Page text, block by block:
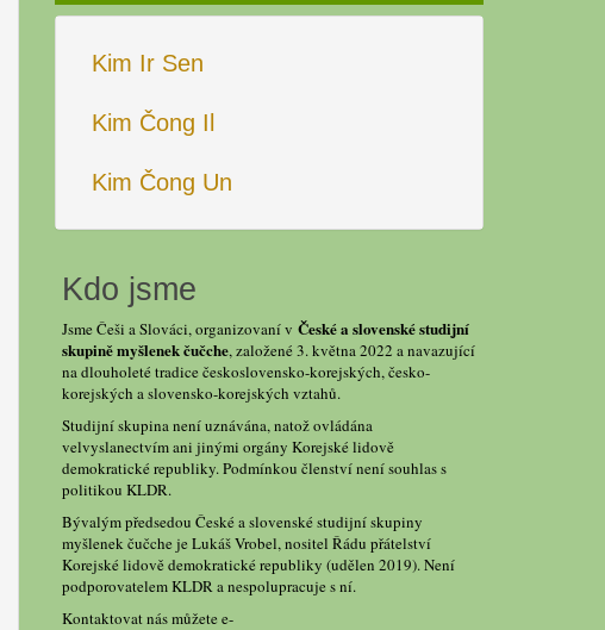
Kim Ir Sen
Kim Čong Il
Kim Čong Un
Kdo jsme
Jsme Češi a Slováci, organizovaní v České a slovenské studijní
skupině myšlenek čučche, založené 3. května 2022 a navazující
na dlouholeté tradice československo-korejských, česko-
korejských a slovensko-korejských vztahů.
Studijní skupina není uznávána, natož ovládána
velvyslanectvím ani jinými orgány Korejské lidově
demokratické republiky. Podmínkou členství není souhlas s
politikou KLDR.
Bývalým předsedou České a slovenské studijní skupiny
myšlenek čučche je Lukáš Vrobel, nositel Řádu přátelství
Korejské lidově demokratické republiky (udělen 2019). Není
podporovatelem KLDR a nespolupracuje s ní.
Kontaktovat nás můžete e-